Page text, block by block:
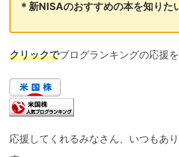
＊新NISAのおすすめの本を知りた
クリックでブログランキングの応援
応援してくれるみなさん、いつもあ